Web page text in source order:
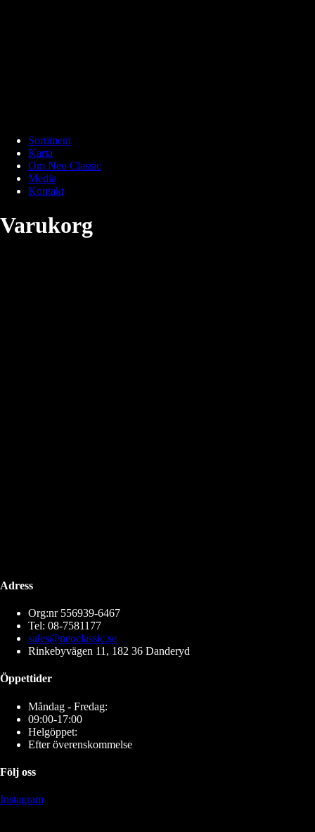
Sortiment
Karta
Om Neo Classic
Media
Kontakt
Varukorg
Adress
Org:nr 556939-6467
Tel: 08-7581177
sales@neoclassic.se
Rinkebyvägen 11, 182 36 Danderyd
Öppettider
Måndag - Fredag:
09:00-17:00
Helgöppet:
Efter överenskommelse
Följ oss
Instagram